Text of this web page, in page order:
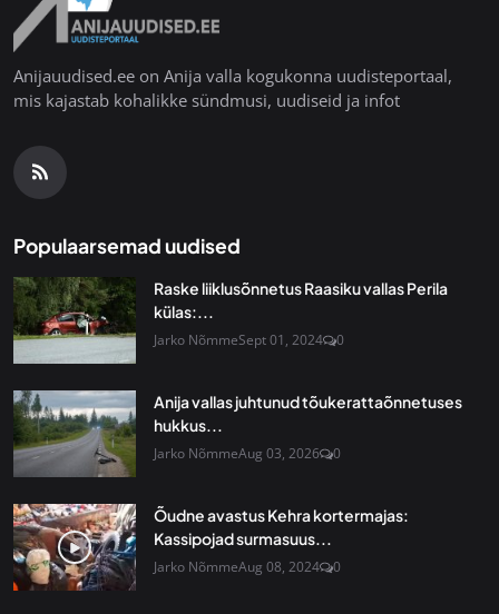
Anijauudised.ee on Anija valla kogukonna uudisteportaal,
mis kajastab kohalikke sündmusi, uudiseid ja infot
Populaarsemad uudised
Raske liiklusõnnetus Raasiku vallas Perila
külas:...
Jarko NõmmeSept 01, 2024 0
Anija vallas juhtunud tõukerattaõnnetuses
hukkus...
Jarko NõmmeAug 03, 2026 0
Õudne avastus Kehra kortermajas:
Kassipojad surmasuus...
Jarko NõmmeAug 08, 2024 0